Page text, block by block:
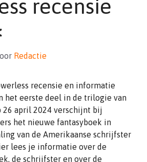
recensie
Redactie
recensie en informatie
het eerste deel in de trilogie van
26 april 2024 verschijnt bij
het nieuwe fantasyboek in
van de Amerikaanse schrijfster
lees je informatie over de
de schrijfster en over de